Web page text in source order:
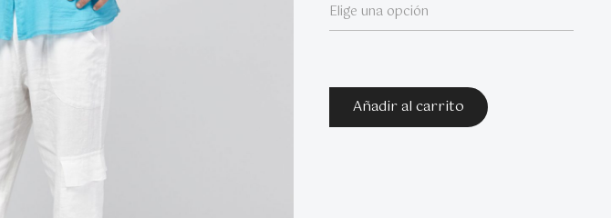
Añadir al carrito